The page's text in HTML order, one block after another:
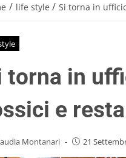
/ life style / Si torna in
torna in
e
Montanari - 21